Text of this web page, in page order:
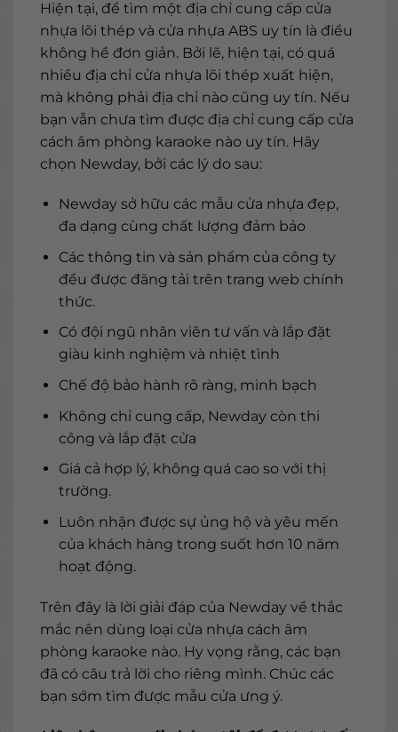
Hiện tại, để tìm một địa chỉ cung cấp cửa
nhựa lõi thép và cửa nhựa ABS uy tín là điều
không hề đơn giản. Bởi lẽ, hiện tại, có quá
nhiều địa chỉ cửa nhựa lõi thép xuất hiện,
mà không phải địa chỉ nào cũng uy tín. Nếu
bạn vẫn chưa tìm được địa chỉ cung cấp cửa
cách âm phòng karaoke nào uy tín. Hãy
chọn Newday, bởi các lý do sau:
Newday sở hữu các mẫu cửa nhựa đẹp,
đa dạng cùng chất lượng đảm bảo
Các thông tin và sản phẩm của công ty
đều được đăng tải trên trang web chính
thức.
Có đội ngũ nhân viên tư vấn và lắp đặt
giàu kinh nghiệm và nhiệt tình
Chế độ bảo hành rõ ràng, minh bạch
Không chỉ cung cấp, Newday còn thi
công và lắp đặt cửa
Giá cả hợp lý, không quá cao so với thị
trường.
Luôn nhận được sự ủng hộ và yêu mến
của khách hàng trong suốt hơn 10 năm
hoạt động.
Trên đây là lời giải đáp của Newday về thắc
mắc nên dùng loại cửa nhựa cách âm
phòng karaoke nào. Hy vọng rằng, các bạn
đã có câu trả lời cho riêng mình. Chúc các
bạn sớm tìm được mẫu cửa ưng ý.